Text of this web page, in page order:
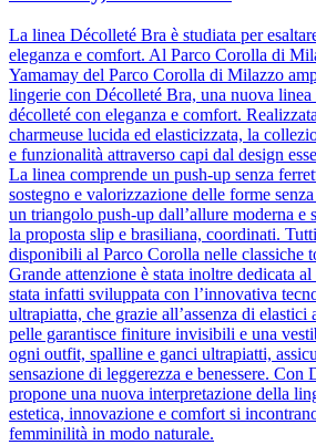
La linea Décolleté Bra è studiata per
eleganza e comfort. Al Parco Corolla di
Yamamay del Parco Corolla di Milazzo
lingerie con Décolleté Bra, una nuova linea
décolleté con eleganza e comfort.
charmeuse lucida ed elasticizzata, la
e funzionalità attraverso capi dal design
La linea comprende un push-up senza
sostegno e valorizzazione delle forme
un triangolo push-up dall’allure moderna e
la proposta slip e brasiliana, coordinati.
disponibili al Parco Corolla nelle classiche
Grande attenzione è stata inoltre dedicata
stata infatti sviluppata con l’innovativa
ultrapiatta, che grazie all’assenza di elastici
pelle garantisce finiture invisibili e una
ogni outfit, spalline e ganci ultrapiatti,
sensazione di leggerezza e benessere. Con
propone una nuova interpretazione della
estetica, innovazione e comfort si
femminilità in modo naturale.